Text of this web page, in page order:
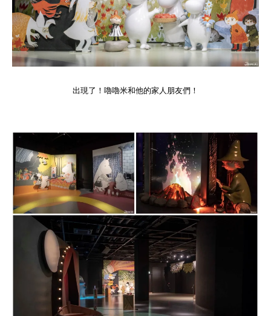
出現了！嚕嚕米和他的家人朋友們！